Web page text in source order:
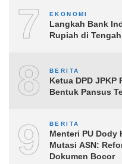
7 EKONOMI
Langkah Bank
Rupiah di
8 BERITA
Ketua DPD JPKP
Bentuk Pansus
9 BERITA
Menteri PU Dody
Mutasi ASN:
Dokumen Bocor